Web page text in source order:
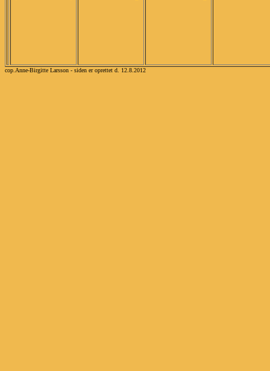
cop.Anne-Birgitte Larsson - siden er oprettet d. 12.8.2012